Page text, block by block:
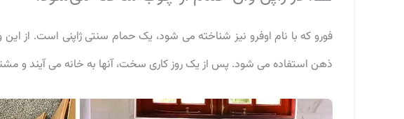
فورو که با نام اوفرو نیز شناخته می شود، یک حمام سنتی ژاپنی است. از
ذهن استفاده می شود. پس از یک روز کاری سخت، آنها به خانه می آیند و